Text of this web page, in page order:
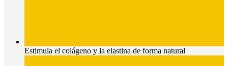
Estimula el colágeno y la elastina de forma natural